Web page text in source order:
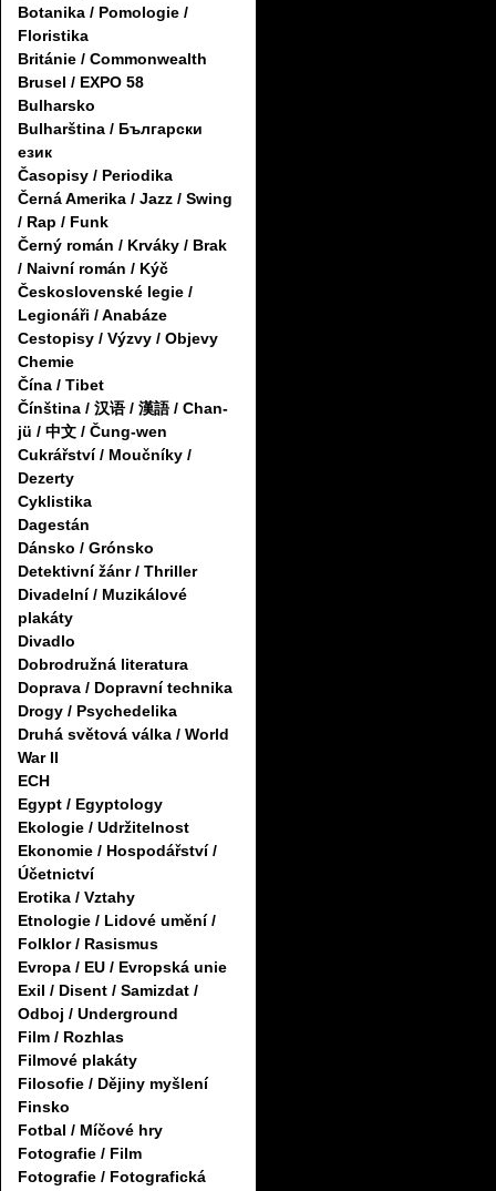
Botanika / Pomologie /
Floristika
Británie / Commonwealth
Brusel / EXPO 58
Bulharsko
Bulharština / Български
език
Časopisy / Periodika
Černá Amerika / Jazz / Swing
/ Rap / Funk
Černý román / Krváky / Brak
/ Naivní román / Kýč
Československé legie /
Legionáři / Anabáze
Cestopisy / Výzvy / Objevy
Chemie
Čína / Tibet
Čínština / 汉语 / 漢語 / Chan-
jü / 中文 / Čung-wen
Cukrářství / Moučníky /
Dezerty
Cyklistika
Dagestán
Dánsko / Grónsko
Detektivní žánr / Thriller
Divadelní / Muzikálové
plakáty
Divadlo
Dobrodružná literatura
Doprava / Dopravní technika
Drogy / Psychedelika
Druhá světová válka / World
War II
ECH
Egypt / Egyptology
Ekologie / Udržitelnost
Ekonomie / Hospodářství /
Účetnictví
Erotika / Vztahy
Etnologie / Lidové umění /
Folklor / Rasismus
Evropa / EU / Evropská unie
Exil / Disent / Samizdat /
Odboj / Underground
Film / Rozhlas
Filmové plakáty
Filosofie / Dějiny myšlení
Finsko
Fotbal / Míčové hry
Fotografie / Film
Fotografie / Fotografická